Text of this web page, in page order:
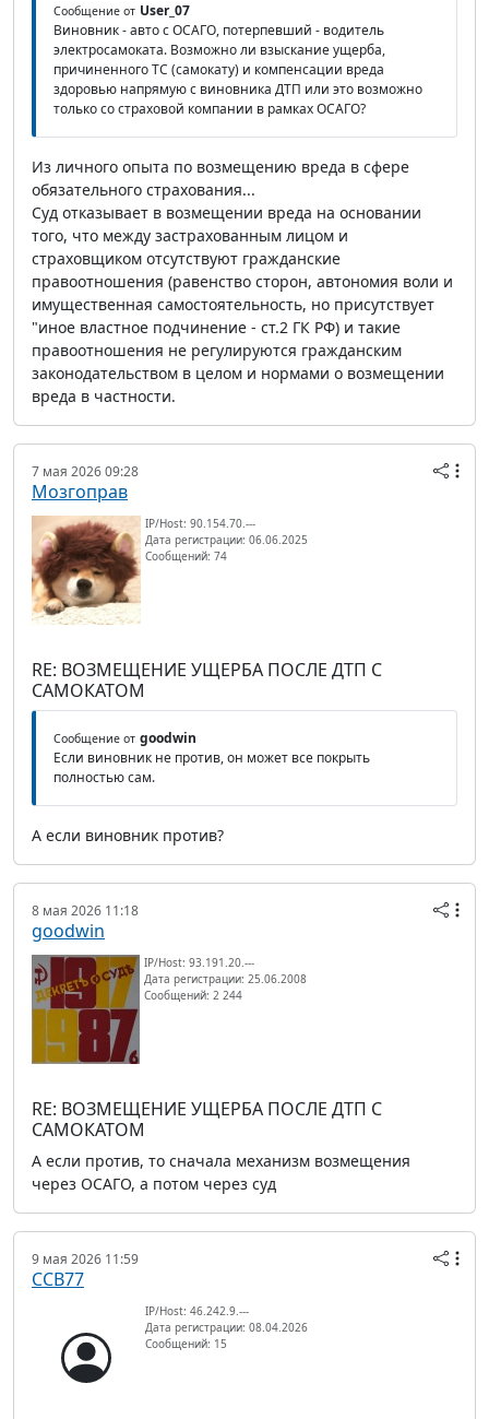
Сообщение от User_07
Виновник - авто с ОСАГО, потерпевший - водитель
электросамоката. Возможно ли взыскание ущерба,
причиненного ТС (самокату) и компенсации вреда
здоровью напрямую с виновника ДТП или это возможно
только со страховой компании в рамках ОСАГО?
Из личного опыта по возмещению вреда в сфере
обязательного страхования...
Суд отказывает в возмещении вреда на основании
того, что между застрахованным лицом и
страховщиком отсутствуют гражданские
правоотношения (равенство сторон, автономия воли и
имущественная самостоятельность, но присутствует
"иное властное подчинение - ст.2 ГК РФ) и такие
правоотношения не регулируются гражданским
законодательством в целом и нормами о возмещении
вреда в частности.
7 мая 2026 09:28
Мозгоправ
IP/Host: 90.154.70.---
Дата регистрации: 06.06.2025
Сообщений: 74
RE: ВОЗМЕЩЕНИЕ УЩЕРБА ПОСЛЕ ДТП С
САМОКАТОМ
Сообщение от goodwin
Если виновник не против, он может все покрыть
полностью сам.
А если виновник против?
8 мая 2026 11:18
goodwin
IP/Host: 93.191.20.---
Дата регистрации: 25.06.2008
Сообщений: 2 244
RE: ВОЗМЕЩЕНИЕ УЩЕРБА ПОСЛЕ ДТП С
САМОКАТОМ
А если против, то сначала механизм возмещения
через ОСАГО, а потом через суд
9 мая 2026 11:59
ССВ77
IP/Host: 46.242.9.---
Дата регистрации: 08.04.2026
Сообщений: 15